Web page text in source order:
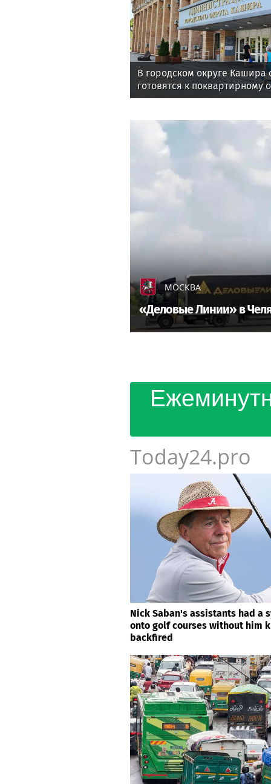
В городском округе Кашира
готовятся к поквартирному
МОСКВА
«Деловые Линии» в
Today24.pro
Nick Saban's assistants had a
onto golf courses without him
backfired